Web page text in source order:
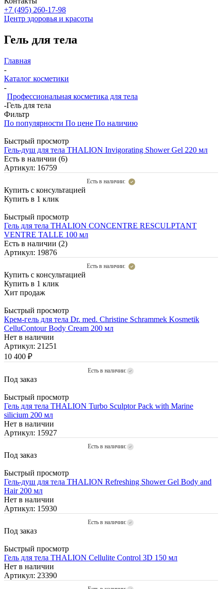
+7 (495) 260-17-98
Центр здоровья и красоты
Гель для тела
Главная
-
Каталог косметики
-
Профессиональная косметика для тела
-Гель для тела
Фильтр
По популярности По цене По наличию
Быстрый просмотр
Гель-душ для тела THALION Invigorating Shower Gel 220 мл
Есть в наличии (6)
Артикул: 16759
Есть в наличии:
Купить с консультацией
Купить в 1 клик
Быстрый просмотр
Гель для тела THALION CONCENTRE RESCULPTANT
VENTRE TALLE 100 мл
Есть в наличии (2)
Артикул: 19876
Есть в наличии:
Купить с консультацией
Купить в 1 клик
Хит продаж
Быстрый просмотр
Крем-гель для тела Dr. med. Christine Schrammek Kosmetik
CelluContour Body Cream 200 мл
Нет в наличии
Артикул: 21251
10 400 ₽
Есть в наличии:
Под заказ
Быстрый просмотр
Гель для тела THALION Turbo Sculptor Pack with Marine
silicium 200 мл
Нет в наличии
Артикул: 15927
Есть в наличии:
Под заказ
Быстрый просмотр
Гель-душ для тела THALION Refreshing Shower Gel Body and
Hair 200 мл
Нет в наличии
Артикул: 15930
Есть в наличии:
Под заказ
Быстрый просмотр
Гель для тела THALION Cellulite Control 3D 150 мл
Нет в наличии
Артикул: 23390